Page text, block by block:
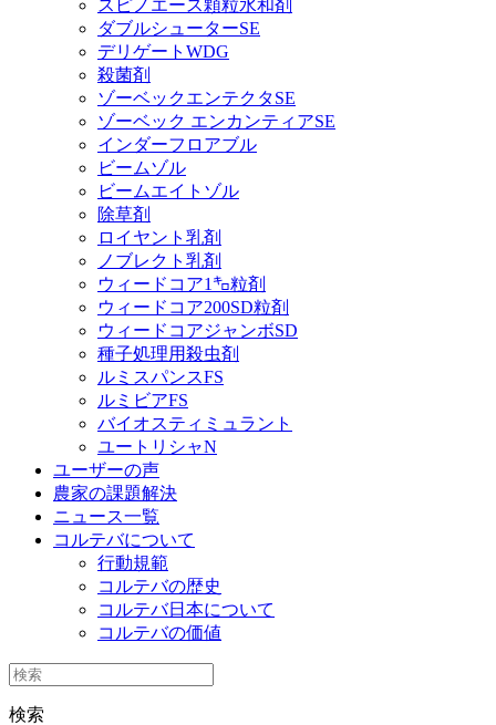
スピノエース顆粒水和剤
ダブルシューターSE
デリゲートWDG
殺菌剤
ゾーベックエンテクタSE
ゾーベック エンカンティアSE
インダーフロアブル
ビームゾル
ビームエイトゾル
除草剤
ロイヤント乳剤
ノブレクト乳剤
ウィードコア1㌔粒剤
ウィードコア200SD粒剤
ウィードコアジャンボSD
種子処理用殺虫剤
ルミスパンスFS
ルミビアFS
バイオスティミュラント
ユートリシャN
ユーザーの声
農家の課題解決
ニュース一覧
コルテバについて
行動規範
コルテバの歴史
コルテバ日本について
コルテバの価値
検索